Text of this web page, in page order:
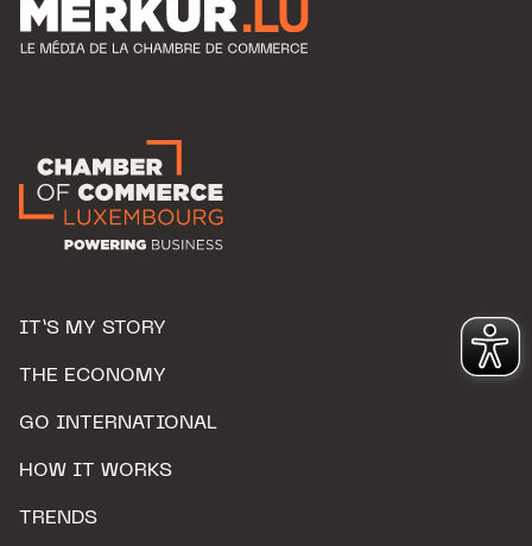
IT’S MY STORY
THE ECONOMY
GO INTERNATIONAL
HOW IT WORKS
TRENDS